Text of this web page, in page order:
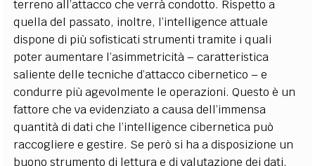
terreno all’attacco che verrà condotto. Rispetto a
quella del passato, inoltre, l’intelligence attuale
dispone di più sofisticati strumenti tramite i quali
poter aumentare l’asimmetricità – caratteristica
saliente delle tecniche d’attacco cibernetico – e
condurre più agevolmente le operazioni. Questo è un
fattore che va evidenziato a causa dell’immensa
quantità di dati che l’intelligence cibernetica può
raccogliere e gestire. Se però si ha a disposizione un
buono strumento di lettura e di valutazione dei dati,